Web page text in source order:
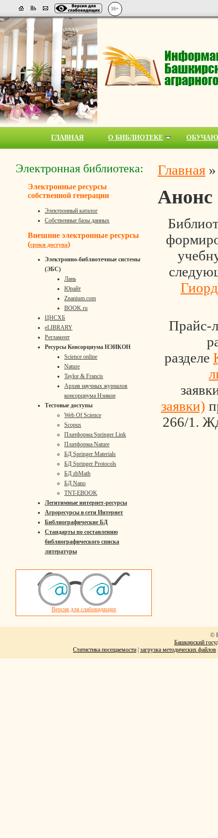
16+
ГЛАВНАЯ О БИБЛИОТЕКЕ
Электронная библиотека:
Электронные ресурсы
собственной генерации
Электронный каталог
Собственные базы данных
Внешние электронные ресурсы
(сроки доступа)
Электронно-библиотечные системы
(ЭБС)
Лань
Юрайт
Znanium.com
BOOK.ru
ЦНСХБ
eLIBRARY
Регламент
Ресурсы Консорциума НЭИКОН
Science online
Nature
Taylor & Francis
Архив научных журналов
консорциума Нэикон
Тестовые доступы
Web Of Science
Scopus
Платформа Springer Link
Платформа Nature
БД Springer Materials
БД Springer Protocols
БД zbMath
БД Nano
TNT-EBOOK
Легитимные интернет-ресурсы
Агроресурсы в сети Интернет
Библиографические БД
Стандарты по составлению
библиографического списка
литературы
Версия для слабовидящих
Главная
Анонс
Гиорд
Прайс-
разделе
заявки)
266/1.
©
Башкирский
Статистика посещаемости загрузка методических файлов